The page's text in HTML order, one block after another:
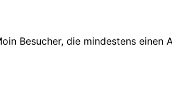
Besucher, die mindestens einen